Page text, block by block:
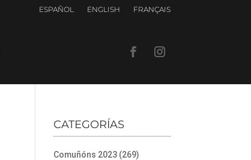
ESPAÑOL ENGLISH FRANÇAIS
CATEGORÍAS
Comuñóns 2023 (269)